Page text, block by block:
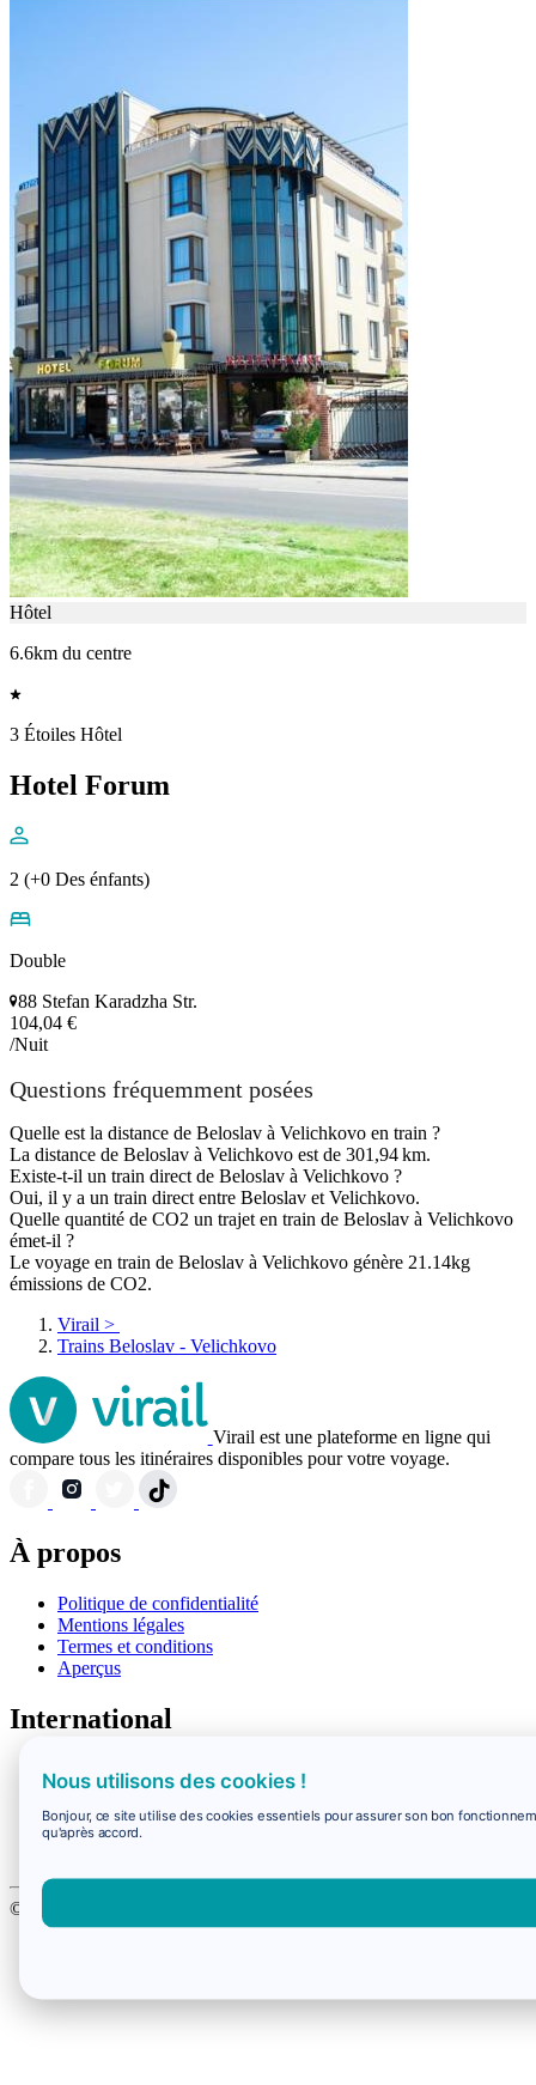
Hôtel
6.6km du centre
3 Étoiles Hôtel
Hotel Forum
2 (+0 Des énfants)
Double
88 Stefan Karadzha Str.
104,04 €
/Nuit
Questions fréquemment posées
Quelle est la distance de Beloslav à Velichkovo en train ?
La distance de Beloslav à Velichkovo est de 301,94 km.
Existe-t-il un train direct de Beloslav à Velichkovo ?
Oui, il y a un train direct entre Beloslav et Velichkovo.
Quelle quantité de CO2 un trajet en train de Beloslav à Velichkovo
émet-il ?
Le voyage en train de Beloslav à Velichkovo génère 21.14kg
émissions de CO2.
Virail >
Trains Beloslav - Velichkovo
Virail est une plateforme en ligne qui
compare tous les itinéraires disponibles pour votre voyage.
À propos
Politique de confidentialité
Mentions légales
Termes et conditions
Aperçus
International
Bus internationaux
Trains internationaux
Vols internationaux
Horaires des trains à l'étranger
© 2026 Virail All Rights Reserved.
Nous utilisons des cookies !
Bonjour, ce site utilise des cookies essentiels pour assurer son bon
qu'après accord.